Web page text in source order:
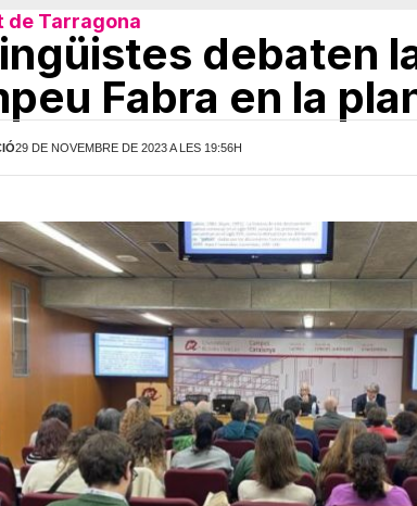
de Tarragona
debaten
Fabra en la
29 DE NOVEMBRE DE 2023 A LES 19:56H